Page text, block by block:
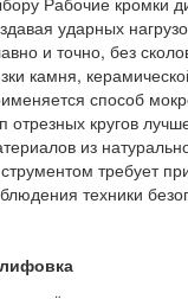
ударных
и точно, без
камня,
способ
отрезных кругов
из
требует
техники